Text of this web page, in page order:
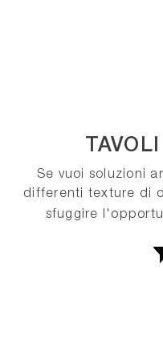
Se vuoi soluzioni
differenti texture di
sfuggire